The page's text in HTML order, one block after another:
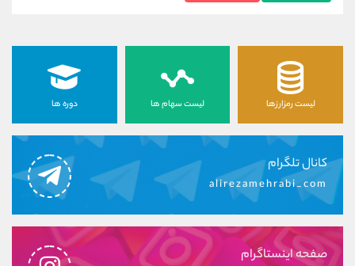
لیست رمزارزها لیست سهام ها دوره ها
کانال تلگرام
alirezamehrabi_com
صفحه اینستاگرام